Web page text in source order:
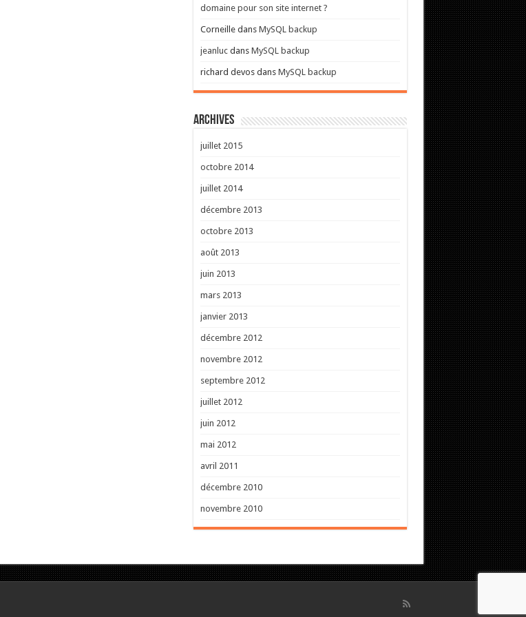
domaine pour son site internet ?
Corneilledans MySQL backup
jeanlucdans MySQL backup
richard devosdans MySQL backup
Archives
juillet 2015
octobre 2014
juillet 2014
décembre 2013
octobre 2013
août 2013
juin 2013
mars 2013
janvier 2013
décembre 2012
novembre 2012
septembre 2012
juillet 2012
juin 2012
mai 2012
avril 2011
décembre 2010
novembre 2010